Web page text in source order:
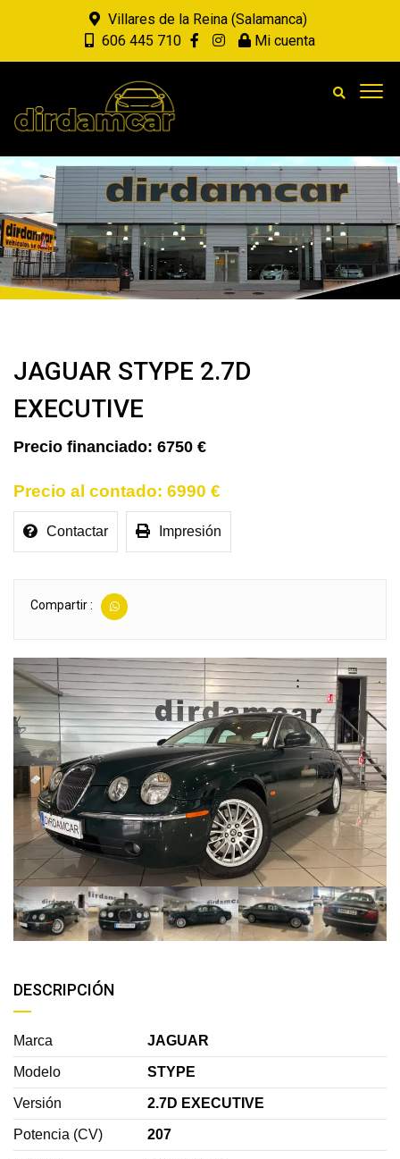
Villares de la Reina (Salamanca)
606 445 710
Mi cuenta
JAGUAR STYPE 2.7D
EXECUTIVE
6750 €
6990 €
Contactar Impresión
Compartir :
DESCRIPCIÓN
Marca JAGUAR
Modelo STYPE
Versión 2.7D EXECUTIVE
Potencia (CV) 207